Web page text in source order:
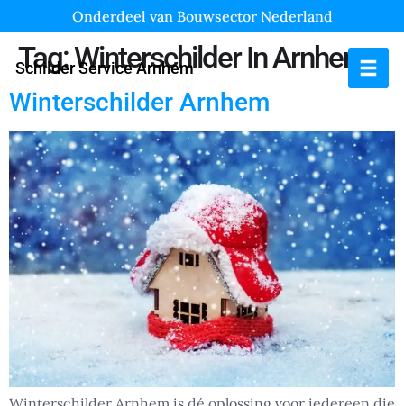
Onderdeel van Bouwsector Nederland
Schilder Service Arnhem
Tag:Winterschilder In Arnhem
Winterschilder Arnhem